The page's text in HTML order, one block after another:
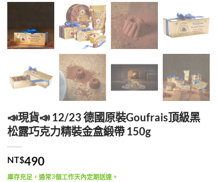
📣現貨📣 12/23 德國原裝Goufrais頂級黑
松露巧克力精裝金盒緞帶 150g
NT$490
庫存充足，通常3個工作天內定期送達。